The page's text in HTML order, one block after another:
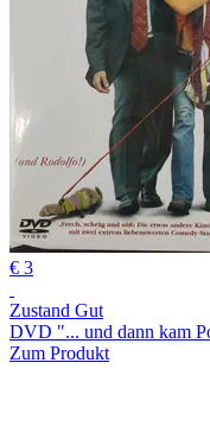
€ 3
Zustand Gut
DVD "... und dann kam
Zum Produkt